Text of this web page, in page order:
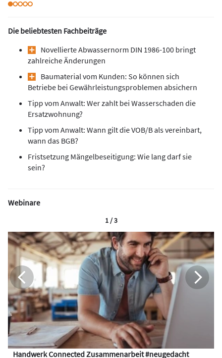
Die beliebtesten Fachbeiträge
Novellierte Abwassernorm DIN 1986-100 bringt
zahlreiche Änderungen
Baumaterial vom Kunden: So können sich
Betriebe bei Gewährleistungsproblemen absichern
Tipp vom Anwalt: Wer zahlt bei Wasserschaden die
Ersatzwohnung?
Tipp vom Anwalt: Wann gilt die VOB/B als vereinbart,
wann das BGB?
Fristsetzung Mängelbeseitigung: Wie lang darf sie
sein?
Webinare
Handwerk Connected Zusammenarbeit #neugedacht
1 / 3